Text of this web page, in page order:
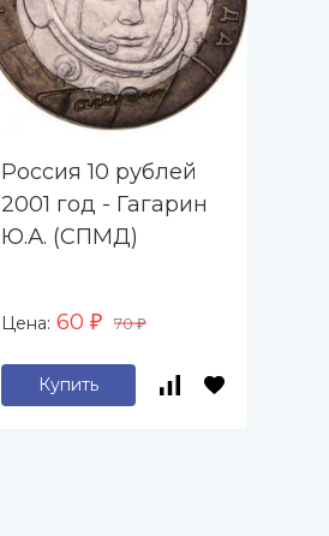
Россия 10 рублей
2001 год - Гагарин
Ю.А. (СПМД)
Цена: 60 ₽ 70₽
Купить